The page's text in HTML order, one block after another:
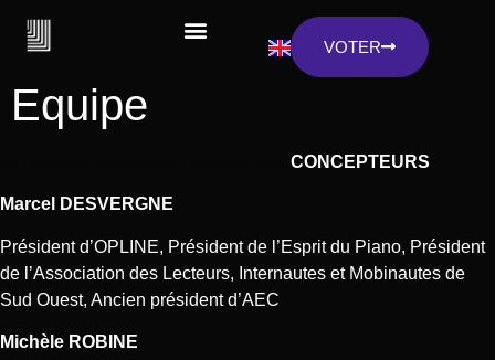
VOTER
Equipe
CONCEPTEURS
Marcel DESVERGNE
Président d’OPLINE, Président de l’Esprit du Piano, Président
de l’Association des Lecteurs, Internautes et Mobinautes de
Sud Ouest, Ancien président d’AEC
Michèle ROBINE